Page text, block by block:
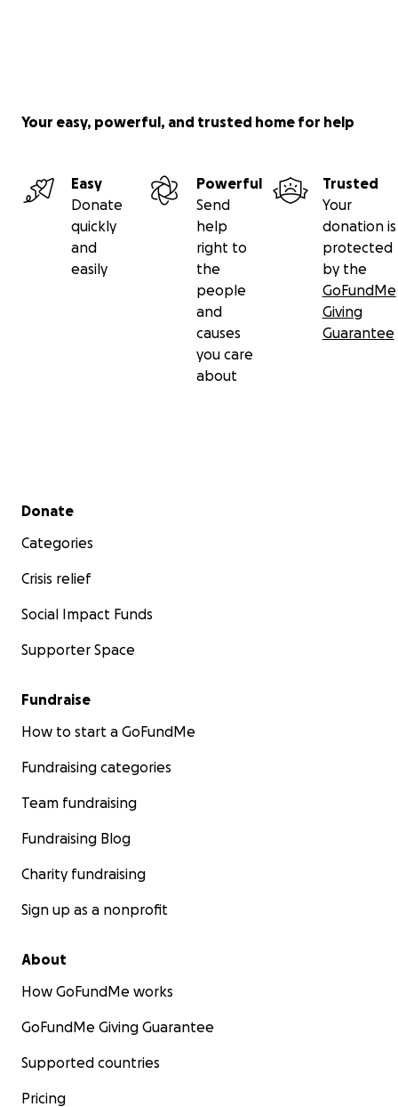
Your easy, powerful, and trusted home for help
Easy
Donate
quickly
and
easily
Powerful
Send
help
right to
the
people
and
causes
you care
about
Trusted
Your
donation is
protected
by the
GoFundMe
Giving
Guarantee
Secondary menu
Donate
Categories
Crisis relief
Social Impact Funds
Supporter Space
Fundraise
How to start a GoFundMe
Fundraising categories
Team fundraising
Fundraising Blog
Charity fundraising
Sign up as a nonprofit
About
How GoFundMe works
GoFundMe Giving Guarantee
Supported countries
Pricing